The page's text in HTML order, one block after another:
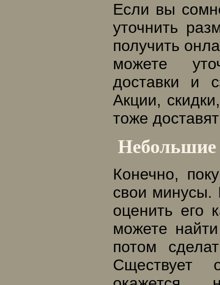
Если вы
уточнить
получить
можете
доставки и
Акции,
тоже
Конечно,
свои минусы.
оценить его
можете
потом
Сществует